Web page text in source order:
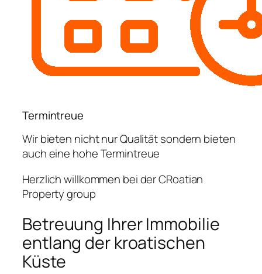
Termintreue
Wir bieten nicht nur Qualität sondern bieten
auch eine hohe Termintreue
Herzlich willkommen bei der CRoatian
Property group
Betreuung Ihrer Immobilie
entlang der kroatischen
Küste